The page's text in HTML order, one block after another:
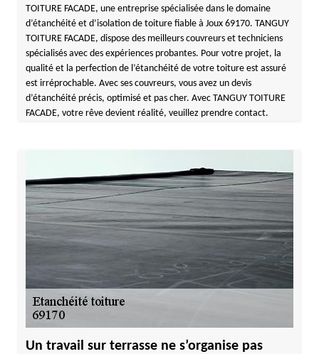
TOITURE FACADE, une entreprise spécialisée dans le domaine
d’étanchéité et d’isolation de toiture fiable à Joux 69170. TANGUY
TOITURE FACADE, dispose des meilleurs couvreurs et techniciens
spécialisés avec des expériences probantes. Pour votre projet, la
qualité et la perfection de l’étanchéité de votre toiture est assuré
est irréprochable. Avec ses couvreurs, vous avez un devis
d’étanchéité précis, optimisé et pas cher. Avec TANGUY TOITURE
FACADE, votre rêve devient réalité, veuillez prendre contact.
Un travail sur terrasse ne s’organise pas